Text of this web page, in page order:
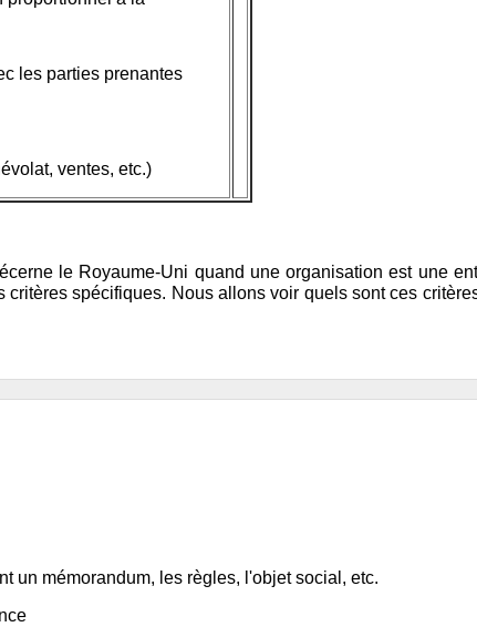
les parties prenantes
ventes, etc.)
le Royaume-Uni quand une organisation est une
spécifiques. Nous allons voir quels sont ces
un mémorandum, les règles, l'objet social, etc.